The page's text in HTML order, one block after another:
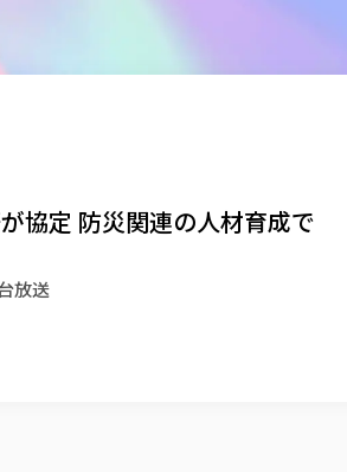
協定 防災関連の人材育成で
放送